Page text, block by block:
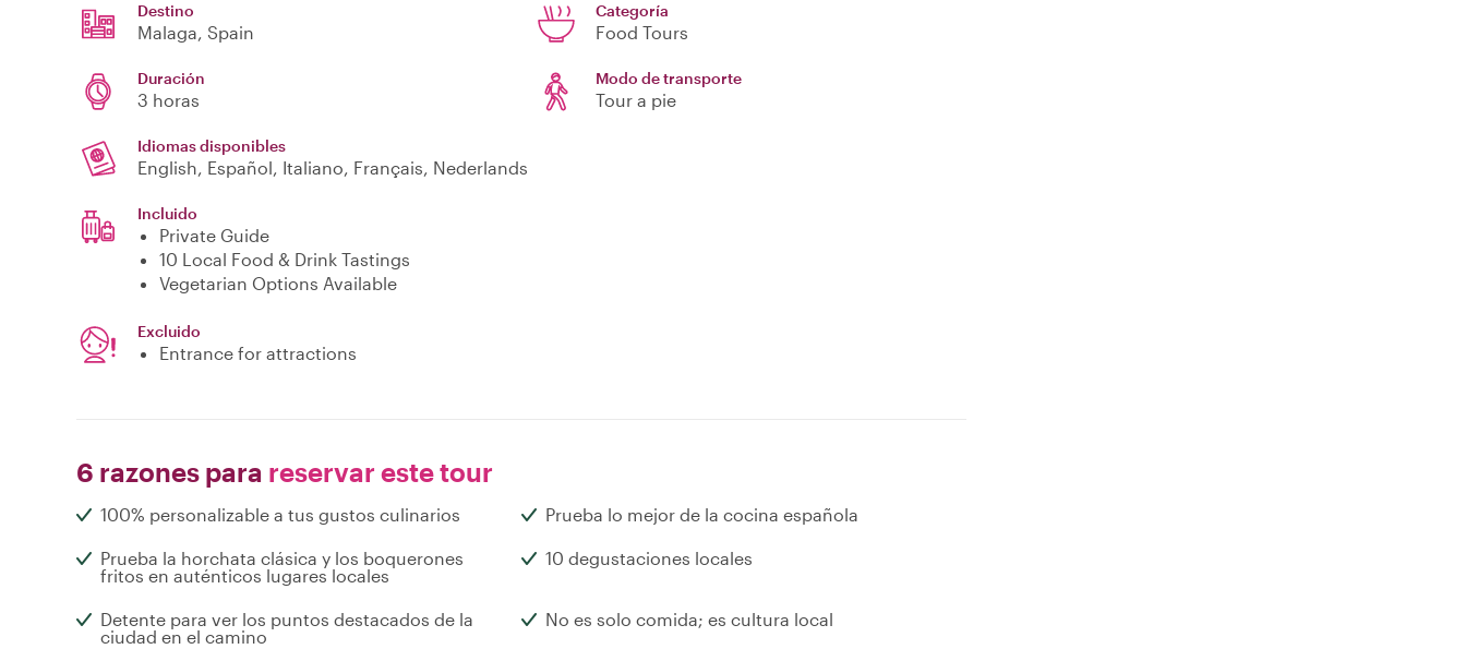
Destino
Malaga, Spain
Categoría
Food Tours
Duración
3 horas
Modo de transporte
Tour a pie
Idiomas disponibles
English, Español, Italiano, Français, Nederlands
Incluido
Private Guide
10 Local Food & Drink Tastings
Vegetarian Options Available
Excluido
Entrance for attractions
6 razones para reservar este tour
100% personalizable a tus gustos culinarios Prueba lo mejor de la cocina española
Prueba la horchata clásica y los boquerones
fritos en auténticos lugares locales
10 degustaciones locales
Detente para ver los puntos destacados de la
ciudad en el camino
No es solo comida; es cultura local